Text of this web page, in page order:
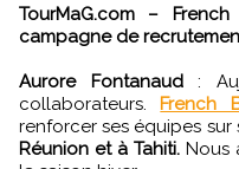
TourMaG.com – French Bee a lancé une importante
campagne de
Aurore Fontanaud :
collaborateurs. French
renforcer ses équipes sur
Réunion et à Tahiti. Nous